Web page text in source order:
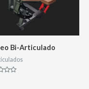
Bi-Articulado